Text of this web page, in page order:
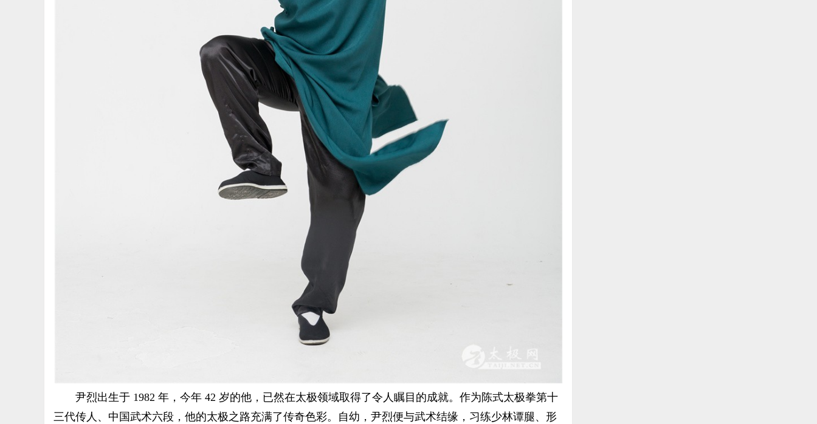
扫
尹烈出生于 1982 年，今年 42 岁的他，已然在太极领域取得了令人瞩目的成就。作为陈式太极拳第十
三代传人、中国武术六段，他的太极之路充满了传奇色彩。自幼，尹烈便与武术结缘，习练少林谭腿、形